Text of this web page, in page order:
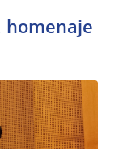
homenaje